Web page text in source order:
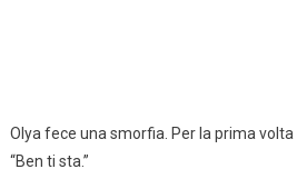
Olya fece una smorfia. Per la prima
“Ben ti sta.”